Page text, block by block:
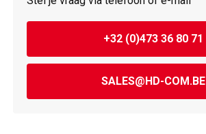
+32 (0)473 36 80 71
SALES@HD-COM.BE